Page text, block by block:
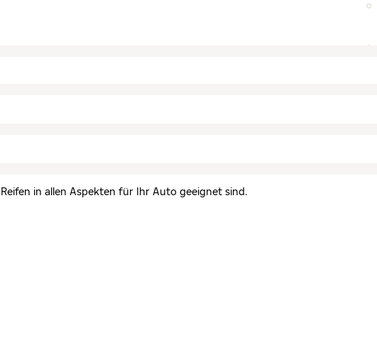
in allen Aspekten für Ihr Auto geeignet sind.